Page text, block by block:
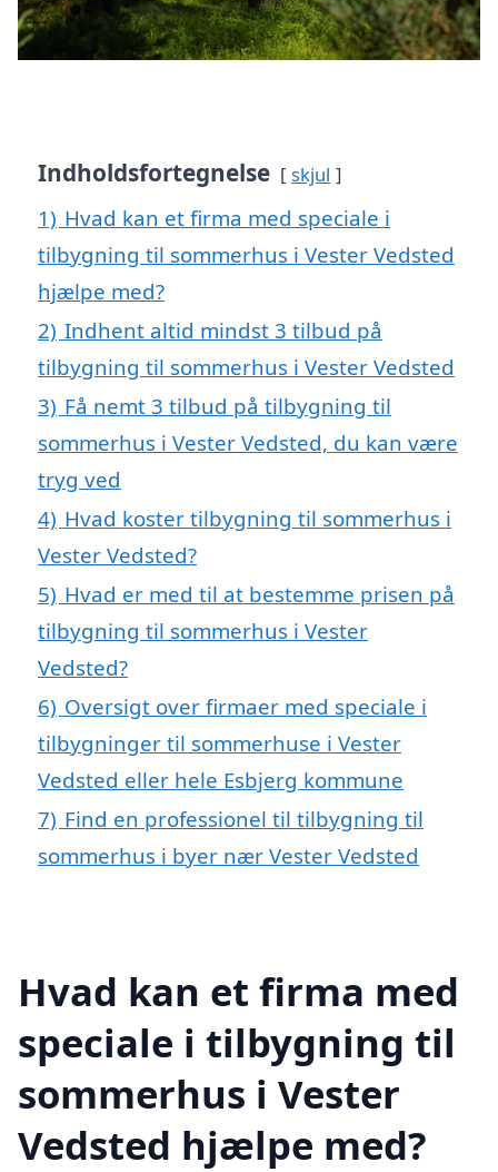
Indholdsfortegnelse skjul
1) Hvad kan et firma med speciale i
tilbygning til sommerhus i Vester Vedsted
hjælpe med?
2) Indhent altid mindst 3 tilbud på
tilbygning til sommerhus i Vester Vedsted
3) Få nemt 3 tilbud på tilbygning til
sommerhus i Vester Vedsted, du kan være
tryg ved
4) Hvad koster tilbygning til sommerhus i
Vester Vedsted?
5) Hvad er med til at bestemme prisen på
tilbygning til sommerhus i Vester
Vedsted?
6) Oversigt over firmaer med speciale i
tilbygninger til sommerhuse i Vester
Vedsted eller hele Esbjerg kommune
7) Find en professionel til tilbygning til
sommerhus i byer nær Vester Vedsted
Hvad kan et firma med
speciale i tilbygning til
sommerhus i Vester
Vedsted hjælpe med?